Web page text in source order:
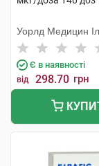
Уорлд Медицин
Тідж
Є в наявності
від 298.70 грн